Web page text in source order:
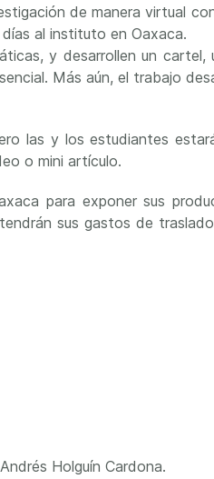
de manera virtual
al instituto en Oaxaca.
y desarrollen un cartel,
Más aún, el trabajo
las y los estudiantes
o mini artículo.
para exponer sus
sus gastos de
Holguín Cardona.